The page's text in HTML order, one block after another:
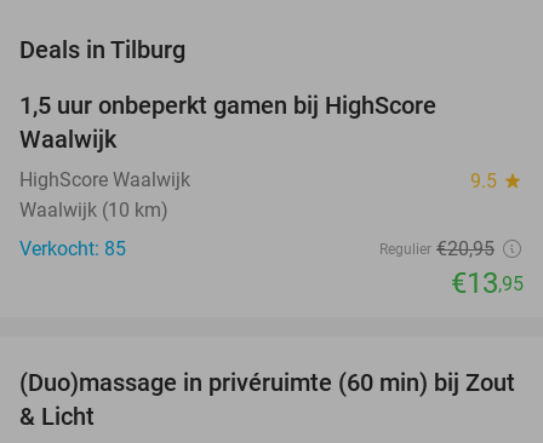
Deals in Tilburg
TODAY
1,5 uur onbeperkt gamen bij HighScore
Waalwijk
HighScore Waalwijk 9.5 star
Waalwijk (10 km)
Verkocht: 85
Regulier €20,95
€13,95
49%
(Duo)massage in privéruimte (60 min) bij Zout
& Licht